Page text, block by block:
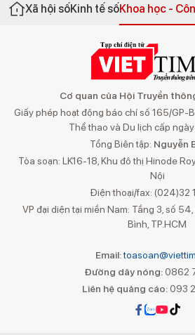
Xã hội sốKinh tế sốKhoa học -
Cơ quan của Hội Truyền
Giấy phép hoạt động báo chí số 165/GP-
Thể thao và Du lịch cấp
Tổng Biên tập: Nguyễn
Tòa soạn: LK16-18, Khu đô thị Hinode
Nội
Điện thoại/fax: (024)32
VP đại diện tại miền Nam: Tầng 3, số
Bình, TP.HCM
Email:
Đường dây nóng: 0862
Liên hệ quảng cáo:093